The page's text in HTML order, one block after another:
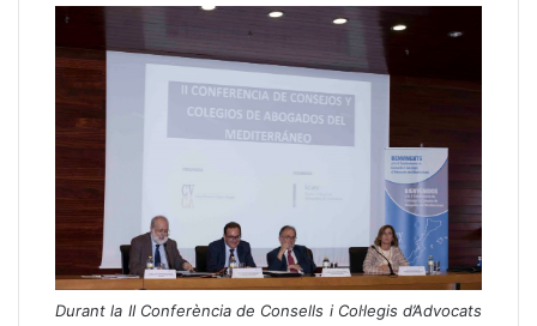
Durant la II Conferència de Consells i Col·legis d’Advocats